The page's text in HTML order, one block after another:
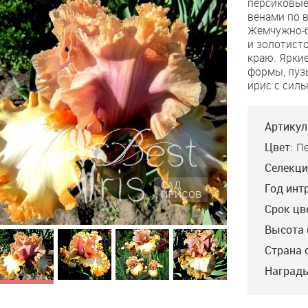
On
Ya
венами по
Жемчужно-
и
краю.
формы,
ирис с
Цвет:
Год
Срок
Высота
Страна
Kiss The Princess
Blyth’16, VVE, 94.
Лавандовые, с